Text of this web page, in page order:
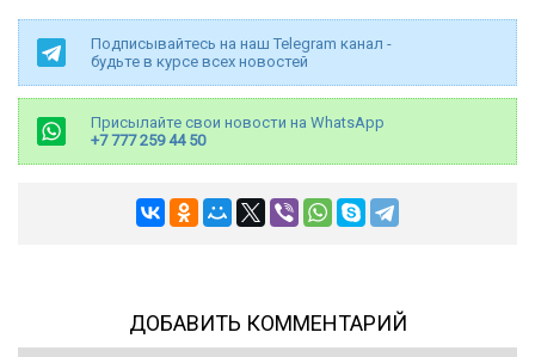
Подписывайтесь на наш Telegram канал -
будьте в курсе всех новостей
Присылайте свои новости на WhatsApp
+7 777 259 44 50
ДОБАВИТЬ КОММЕНТАРИЙ